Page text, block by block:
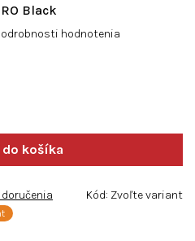
Kód: Zvoľte variant
Black
hodnotenia